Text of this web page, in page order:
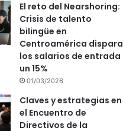
El reto del Nearshoring:
Crisis de talento
bilingüe en
Centroamérica dispara
los salarios de entrada
un 15%
01/03/2026
Claves y estrategias en
el Encuentro de
Directivos de la